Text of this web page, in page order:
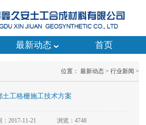
最新动态 首页
位置： 最新动态 > 行业新闻 >
土工格栅施工技术方案
：2017-11-21 浏览：4748